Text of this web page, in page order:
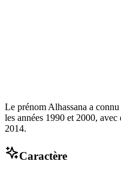
Le prénom Alhassana a
les années 1990 et 2000,
2014.
Caractère